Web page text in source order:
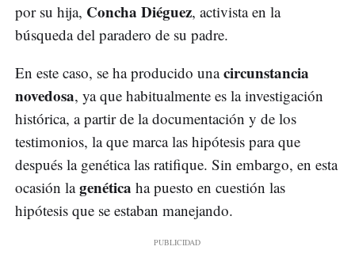
por su hija, Concha Diéguez, activista en la
búsqueda del paradero de su padre.
En este caso, se ha producido unacircunstancia
novedosa, ya que habitualmente es la investigación
histórica, a partir de la documentación y de los
testimonios, la que marca las hipótesis para que
después la genética las ratifique. Sin embargo, en esta
ocasión lagenética ha puesto en cuestión las
hipótesis que se estaban manejando.